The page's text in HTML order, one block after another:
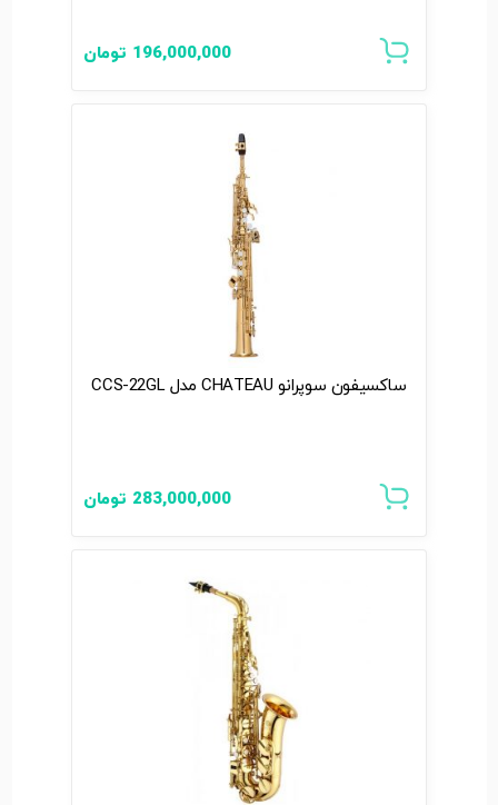
196,000,000 تومان
ساکسیفون سوپرانو CHATEAU مدل CCS-22GL
283,000,000 تومان